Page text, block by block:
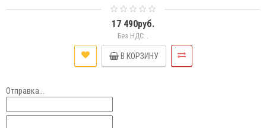
17 490руб.
Без НДС: .
В КОРЗИНУ
Отправка...